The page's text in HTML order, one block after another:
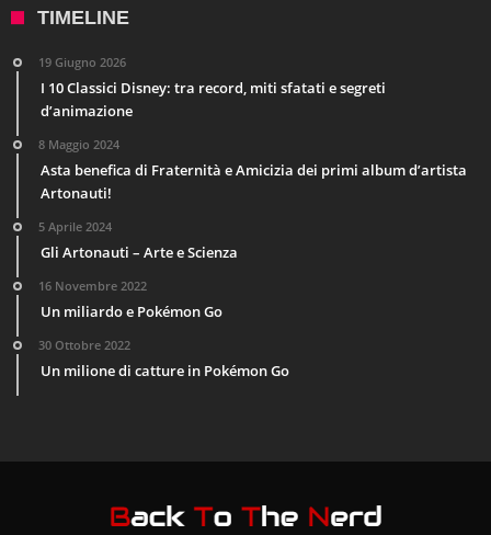
TIMELINE
19 Giugno 2026
I 10 Classici Disney: tra record, miti sfatati e segreti
d’animazione
8 Maggio 2024
Asta benefica di Fraternità e Amicizia dei primi album d’artista
Artonauti!
5 Aprile 2024
Gli Artonauti – Arte e Scienza
16 Novembre 2022
Un miliardo e Pokémon Go
30 Ottobre 2022
Un milione di catture in Pokémon Go